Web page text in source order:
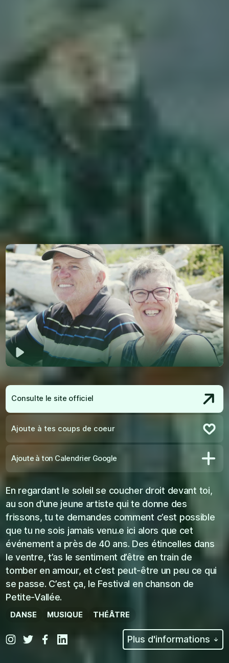
Consulte le site officiel
Ajoute à tes coups de coeur
Ajoute à ton Calendrier Google
En regardant le soleil se coucher droit devant toi,
au son d’une jeune artiste qui te donne des
frissons, tu te demandes comment c’est possible
que tu ne sois jamais venu.e ici alors que cet
événement a près de 40 ans. Des étincelles dans
le ventre, t’as le sentiment d’être en train de
tomber en amour, et c’est peut-être un peu ce qui
se passe. C’est ça, le Festival en chanson de
Petite-Vallée.
DANSE MUSIQUE THÉÂTRE
Plus d'informations